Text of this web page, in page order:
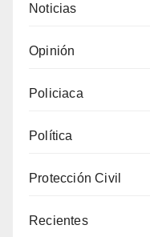
Noticias
Opinión
Policiaca
Política
Protección Civil
Recientes